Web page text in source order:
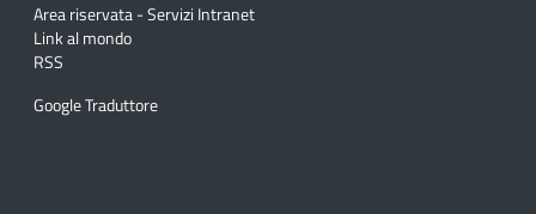
Area riservata - Servizi Intranet
Link al mondo
RSS
Google Traduttore